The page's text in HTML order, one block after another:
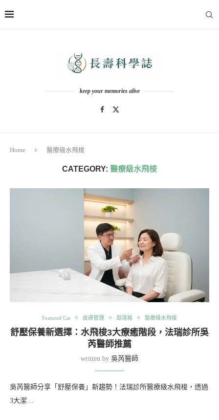
keep your memories alive
Home 醫療級水飛梭
CATEGORY: 醫療級水飛梭
Featured Cat 皮膚管理 部落格 醫療級水飛梭
舒壓保養新選擇：水飛梭3大療癒階段，法瑞診所吳
芮醫師推薦
written by 吳芮醫師
吳芮醫師分享「舒壓保養」新趨勢！法瑞診所醫療級水飛梭，透過
3大潔…